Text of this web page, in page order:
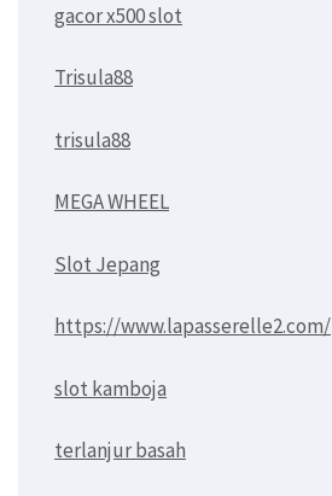
gacor x500 slot
Trisula88
trisula88
MEGA WHEEL
Slot Jepang
https://www.lapasserelle2.com/
slot kamboja
terlanjur basah